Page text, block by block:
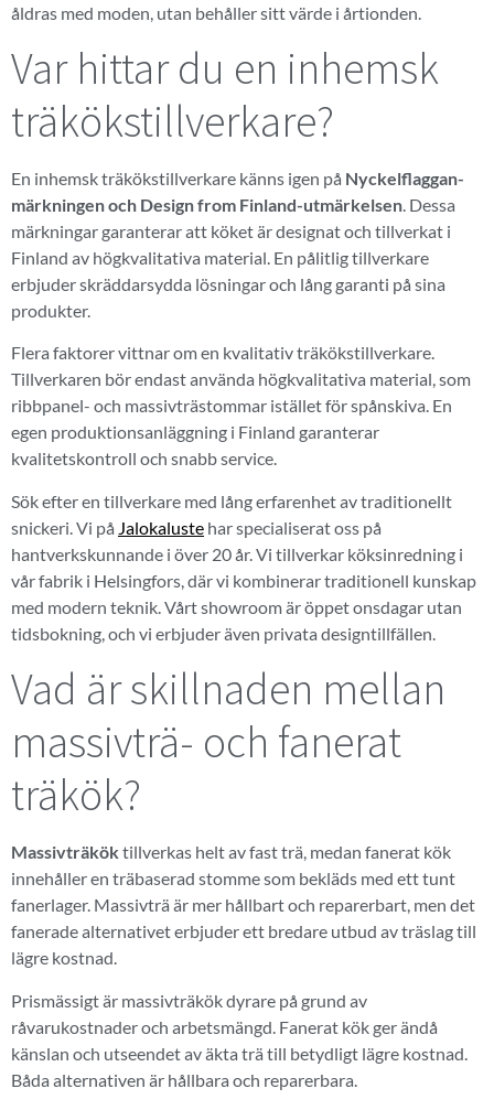
åldras med moden, utan behåller sitt värde i årtionden.
Var hittar du en inhemsk
träkökstillverkare?
En inhemsk träkökstillverkare känns igen på Nyckelflaggan-
märkningen och Design from Finland-utmärkelsen. Dessa
märkningar garanterar att köket är designat och tillverkat i
Finland av högkvalitativa material. En pålitlig tillverkare
erbjuder skräddarsydda lösningar och lång garanti på sina
produkter.
Flera faktorer vittnar om en kvalitativ träkökstillverkare.
Tillverkaren bör endast använda högkvalitativa material, som
ribbpanel- och massivträstommar istället för spånskiva. En
egen produktionsanläggning i Finland garanterar
kvalitetskontroll och snabb service.
Sök efter en tillverkare med lång erfarenhet av traditionellt
snickeri. Vi på Jalokaluste har specialiserat oss på
hantverkskunnande i över 20 år. Vi tillverkar köksinredning i
vår fabrik i Helsingfors, där vi kombinerar traditionell kunskap
med modern teknik. Vårt showroom är öppet onsdagar utan
tidsbokning, och vi erbjuder även privata designtillfällen.
Vad är skillnaden mellan
massivträ- och fanerat
träkök?
Massivträköktillverkas helt av fast trä, medan fanerat kök
innehåller en träbaserad stomme som bekläds med ett tunt
fanerlager. Massivträ är mer hållbart och reparerbart, men det
fanerade alternativet erbjuder ett bredare utbud av träslag till
lägre kostnad.
Prismässigt är massivträkök dyrare på grund av
råvarukostnader och arbetsmängd. Fanerat kök ger ändå
känslan och utseendet av äkta trä till betydligt lägre kostnad.
Båda alternativen är hållbara och reparerbara.